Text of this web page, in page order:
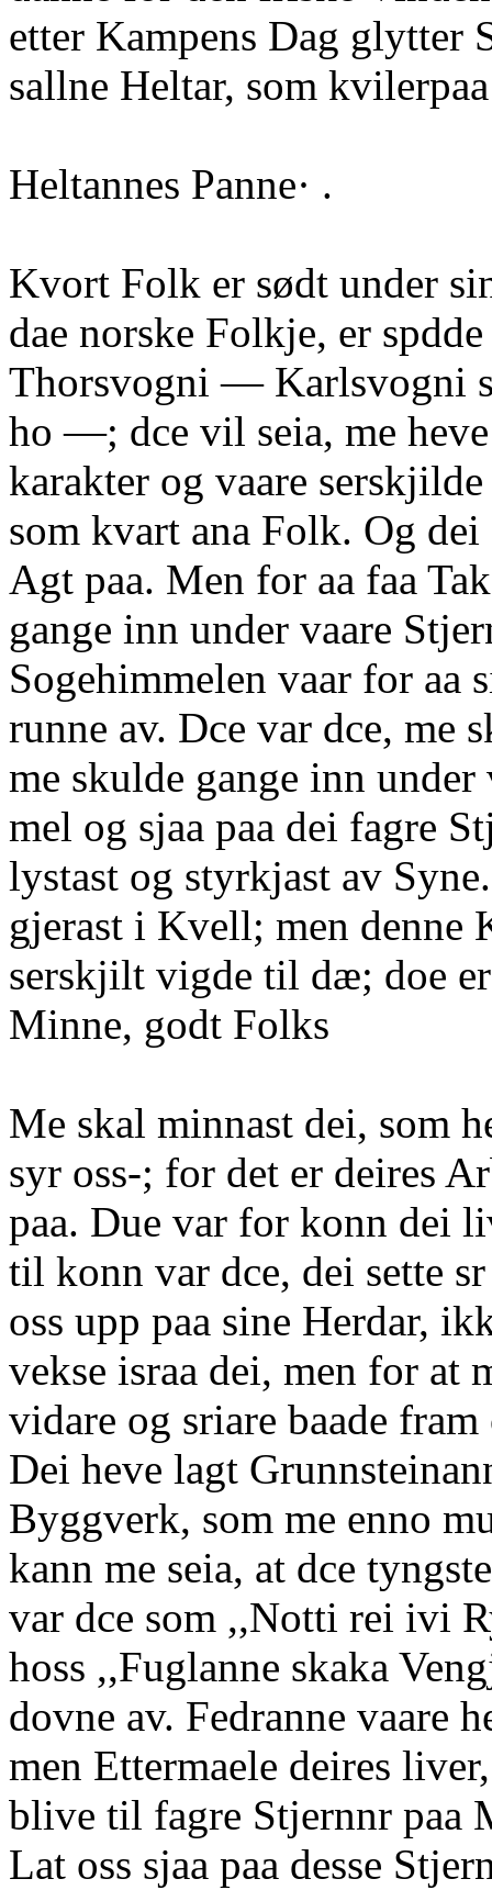
etter Kampens Dag glytter
sallne Heltar, som
Heltannes Panne· .
Kvort Folk er sødt under
dae norske Folkje, er
Thorsvogni — Karlsvogni
ho —; dce vil seia, me
karakter og vaare
som kvart ana Folk. Og dei
Agt paa. Men for aa faa
gange inn under vaare
Sogehimmelen vaar for aa
runne av. Dce var dce, me
me skulde gange inn
mel og sjaa paa dei fagre
lystast og styrkjast av
gjerast i Kvell; men denne
serskjilt vigde til dæ; doe
Minne, godt Folks
Me skal minnast dei, som
syr oss-; for det er deires
paa. Due var for konn dei
til konn var dce, dei sette
oss upp paa sine Herdar,
vekse israa dei, men for at
vidare og sriare baade
Dei heve lagt
Byggverk, som me enno
kann me seia, at dce
var dce som ,,Notti rei ivi
hoss ,,Fuglanne skaka
dovne av. Fedranne vaare
men Ettermaele deires
blive til fagre Stjernnr paa
Lat oss sjaa paa desse